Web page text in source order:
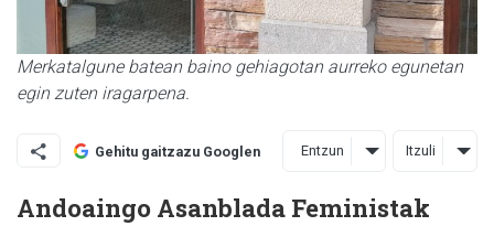
Merkatalgune batean baino gehiagotan aurreko egunetan
egin zuten iragarpena.
Gehitu gaitzazu Googlen Entzun Itzuli
Andoaingo Asanblada Feministak